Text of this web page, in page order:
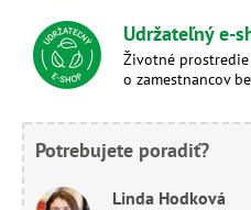
Udržateľný e-
Životné
o zamestnancov
Potrebujete poradiť?
Linda Hodková